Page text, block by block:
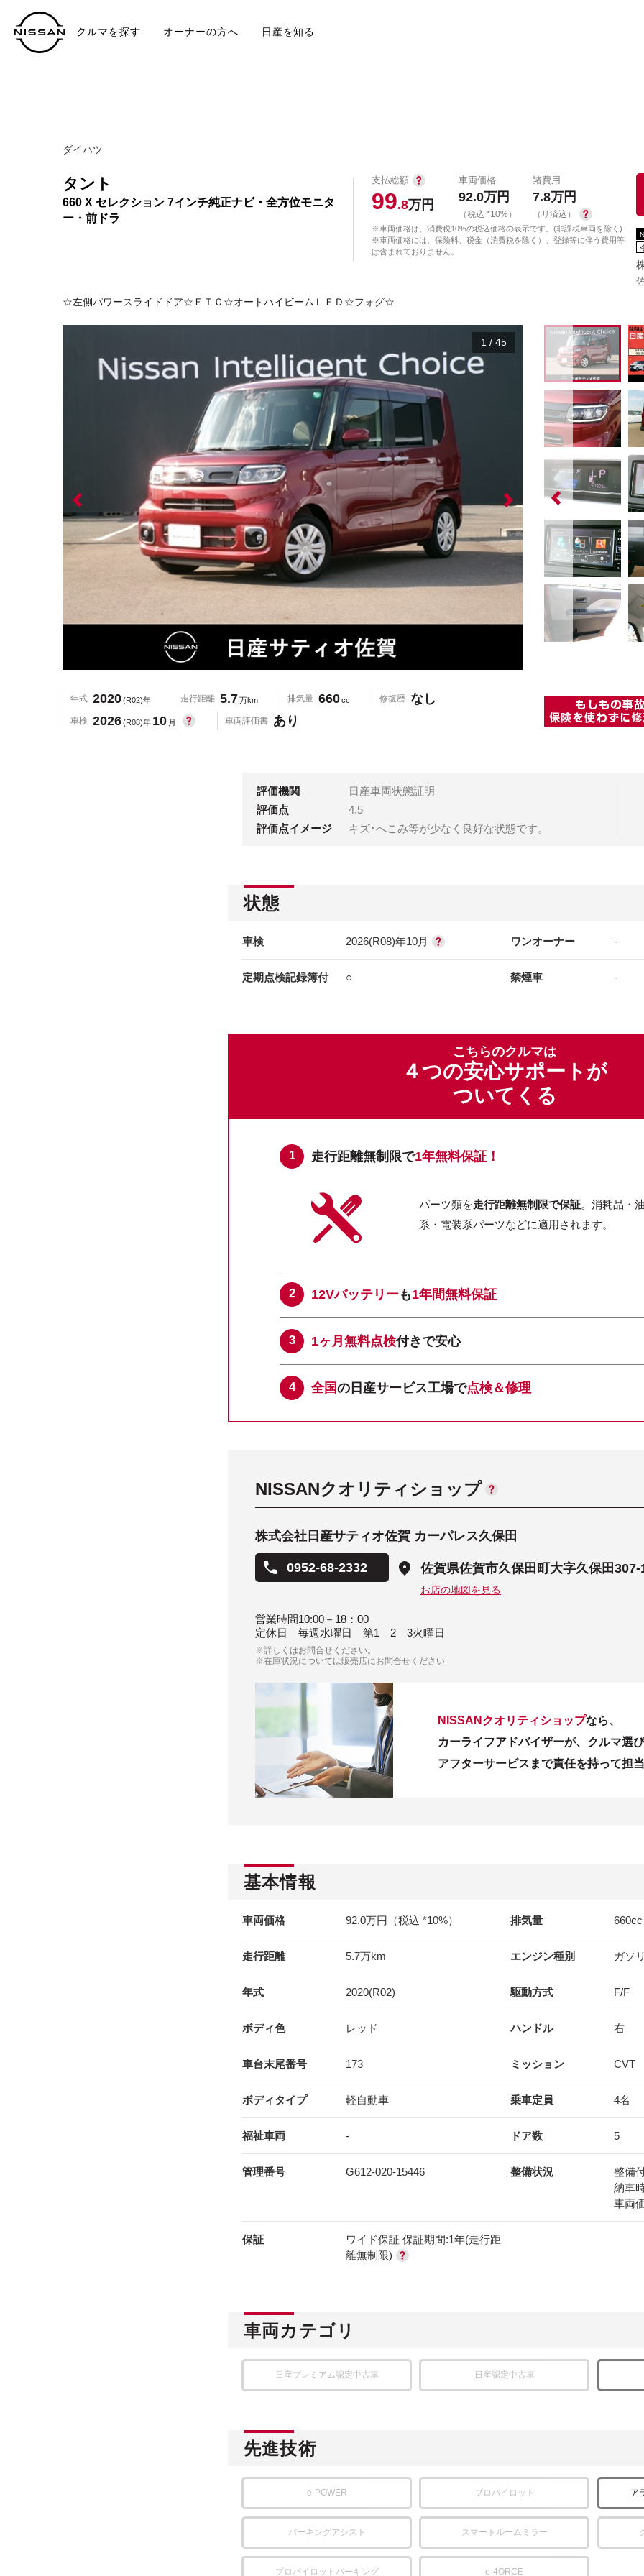
クルマを探す オーナーの方へ 日産を知る
ダイハツ
タント
660 X セレクション 7インチ純正ナビ・全方位モニタ
ー・前ドラ
支払総額
99.8万円
車両価格
92.0万円
（税込 *10%）
諸費用
7.8万円
（リ済込）
※車両価格は、消費税10%の税込価格の表示です。(非課税車両を除く)
※車両価格には、保険料、税金（消費税を除く）、登録等に伴う費用等
は含まれておりません。
☆左側パワースライドドア☆ＥＴＣ☆オートハイビームＬＥＤ☆フォグ☆
1 / 45
年式 2020(R02)年 走行距離 5.7万km 排気量 660cc 修復歴 なし
車検 2026(R08)年 10 月 車両評価書 あり
評価機関
日産車両状態証明
評価点
4.5
評価点イメージ
キズ･へこみ等が少なく良好な状態です。
状態
車検 2026(R08)年10月 ワンオーナー -
定期点検記録簿付 ○ 禁煙車 -
こちらのクルマは
４つの安心サポートが
ついてくる
走行距離無制限で1年無料保証！
パーツ類を走行距離無制限で保証。消耗品・
系・電装系パーツなどに適用されます。
12Vバッテリーも1年間無料保証
1ヶ月無料点検付きで安心
全国の日産サービス工場で点検＆修理
NISSANクオリティショップ
株式会社日産サティオ佐賀 カーパレス久保田
0952-68-2332 佐賀県佐賀市久保田町大字久保田307-
お店の地図を見る
営業時間10:00－18：00
定休日
毎週水曜日 第1 2 3火曜日
※詳しくはお問合せください。
※在庫状況については販売店にお問合せください
NISSANクオリティショップなら、
カーライフアドバイザーが、クルマ選
アフターサービスまで責任を持って担
基本情報
車両価格 92.0万円（税込 *10%） 排気量 660cc
走行距離 5.7万km エンジン種別 ガソ
年式 2020(R02) 駆動方式 F/F
ボディ色 レッド ハンドル 右
車台末尾番号 173 ミッション CVT
ボディタイプ 軽自動車 乗車定員 4名
福祉車両 - ドア数 5
管理番号 G612-020-15446 整備状況
整備
納車
車両
保証
ワイド保証 保証期間:1年(走行距
離無制限)
車両カテゴリ
日産プレミアム認定中古車 日産認定中古車
先進技術
e-POWER プロパイロット ア
パーキングアシスト スマートルームミラー
プロパイロットパーキング e-4ORCE